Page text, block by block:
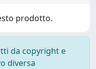
prodotto.
da copyright e
diversa